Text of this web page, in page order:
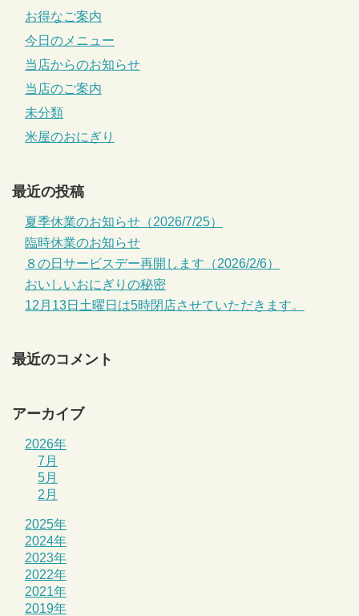
お得なご案内
今日のメニュー
当店からのお知らせ
当店のご案内
未分類
米屋のおにぎり
最近の投稿
夏季休業のお知らせ（2026/7/25）
臨時休業のお知らせ
８の日サービスデー再開します（2026/2/6）
おいしいおにぎりの秘密
12月13日土曜日は5時閉店させていただきます。
最近のコメント
アーカイブ
2026年
7月
5月
2月
2025年
2024年
2023年
2022年
2021年
2019年